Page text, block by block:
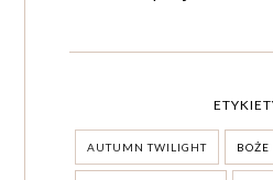
AUTUMN TWILIGHT